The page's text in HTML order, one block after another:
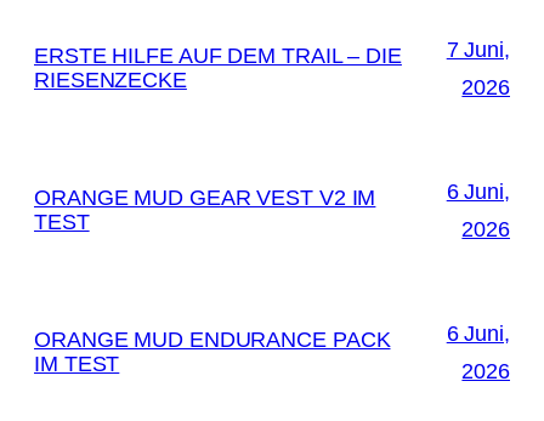
ERSTE HILFE AUF DEM TRAIL – DIE
RIESENZECKE
7 Juni,
2026
ORANGE MUD GEAR VEST V2 IM
TEST
6 Juni,
2026
ORANGE MUD ENDURANCE PACK
IM TEST
6 Juni,
2026